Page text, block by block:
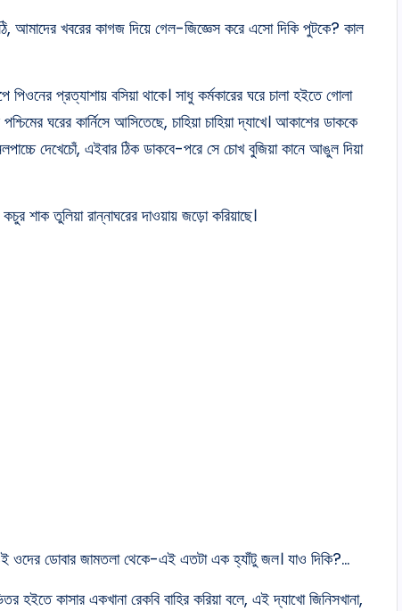
আমাদের খবরের কাগজ দিয়ে গেল-জিজ্ঞেস করে এসো দিকি পুটকে? কাল
পিওনের প্রত্যাশায় বসিয়া থাকে। সাধু কর্মকারের ঘরে চালা হইতে গোলা
ঘরের কার্নিসে আসিতেছে, চাহিয়া চাহিয়া দ্যাখে। আকাশের ডাককে
দেখেচোঁ, এইবার ঠিক ডাকবে-পরে সে চোখ বুজিয়া কানে আঙুল দিয়া
কচুর শাক তুলিয়া রান্নাঘরের দাওয়ায় জড়ো করিয়াছে।
ওদের ডোবার জামতলা থেকে-এই এতটা এক হ্যাঁটু জল। যাও দিকি?…
হইতে কাসার একখানা রেকবি বাহির করিয়া বলে, এই দ্যাখো জিনিসখানা,